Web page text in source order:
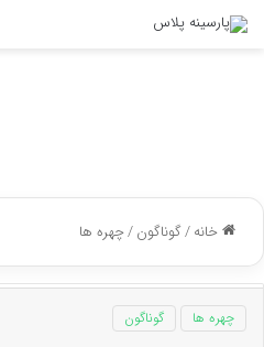
خانه/گوناگون/چهره ها
چهره ها گوناگون